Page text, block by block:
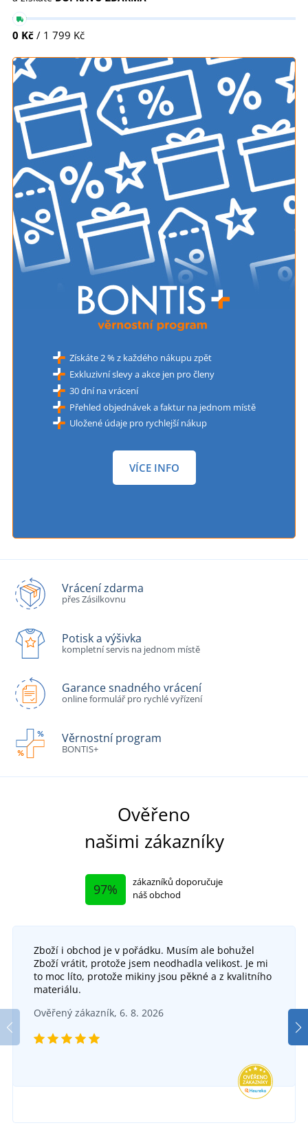
0 Kč / 1 799 Kč
Získáte 2 % z každého nákupu zpět
Exkluzivní slevy a akce jen pro členy
30 dní na vrácení
Přehled objednávek a faktur na jednom místě
Uložené údaje pro rychlejší nákup
VÍCE INFO
Vrácení zdarma
přes Zásilkovnu
Potisk a výšivka
kompletní servis na jednom místě
Garance snadného vrácení
online formulář pro rychlé vyřízení
Věrnostní program
BONTIS+
Ověřeno
našimi zákazníky
97%
zákazníků doporučuje
náš obchod
Zboží i obchod je v pořádku. Musím ale bohužel
Zboží vrátit, protože jsem neodhadla velikost. Je mi
to moc líto, protože mikiny jsou pěkné a z kvalitního
materiálu.
Ověřený zákazník, 6. 8. 2026